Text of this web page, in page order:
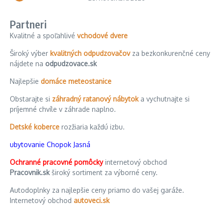
Partneri
Kvalitné a spoľahlivé vchodové dvere
Široký výber kvalitných odpudzovačovza bezkonkurenčné ceny
nájdete na odpudzovace.sk
Najlepšie domáce meteostanice
Obstarajte si záhradný ratanový nábytoka vychutnajte si
príjemné chvíle v záhrade naplno.
Detské koberce rozžiaria každú izbu.
ubytovanie Chopok Jasná
Ochranné pracovné pomôckyinternetový obchod
Pracovnik.skširoký sortiment za výborné ceny.
Autodoplnky za najlepšie ceny priamo do vašej garáže.
Internetový obchod autoveci.sk